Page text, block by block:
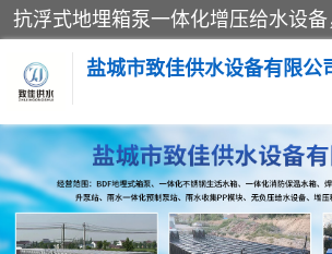
盐城市致佳供水设备有限公
消防一体化水箱 地埋箱
一体化污水泵站